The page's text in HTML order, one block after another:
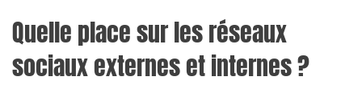
Quelle place sur les réseaux
sociaux externes et internes ?